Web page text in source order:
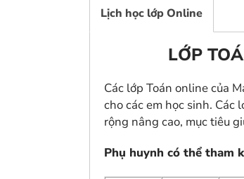
Lịch học lớp Online
LỚP
Các lớp Toán online của
cho các em học sinh. Các
rộng nâng cao, mục tiêu
Phụ huynh có thể tham